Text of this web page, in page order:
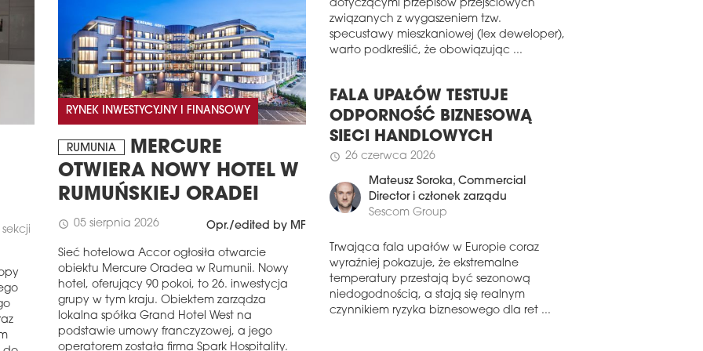
RYNEK INWESTYCYJNY I FINANSOWY
RUMUNIA
MERCURE
OTWIERA NOWY HOTEL W
RUMUŃSKIEJ ORADEI
schedule 05 sierpnia 2026 Opr./edited by MF
Sieć hotelowa Accor ogłosiła otwarcie
obiektu Mercure Oradea w Rumunii. Nowy
hotel, oferujący 90 pokoi, to 26. inwestycja
grupy w tym kraju. Obiektem zarządza
lokalna spółka Grand Hotel West na
podstawie umowy franczyzowej, a jego
operatorem została firma Spark Hospitality.
Grupa Mirbud podpisała dwie umowy na
budowę dróg ekspresowych dla GDDKiA
oraz kontrakt z PKP PLK. Portfel zamówień
spółki wynosi obecnie 8,6 mld zł netto.
ERBUD ZACZYNA OPERACJĘ
Erbud podpisał umowę na przebudowę
Szpitala Wojskowego w Szczecinie. Wartość
POMORZE I MAZOWSZE W
CZOŁÓWCE
perspektywy rozwoju polskiego rynku
budowlanego są coraz bardziej
zróżnicowane regionalnie. Jedno pozostaje
jednak bez zmian – skala planowanych
inwestycji wciąż rośnie.
W związku z pojawiającymi się pytaniami
dotyczącymi przepisów przejściowych
związanych z wygaszeniem tzw.
specustawy mieszkaniowej (lex deweloper),
FALA UPAŁÓW TESTUJE
ODPORNOŚĆ BIZNESOWĄ
SIECI HANDLOWYCH
26 czerwca 2026
Mateusz Soroka, Commercial
Director i członek zarządu
Trwająca fala upałów w Europie coraz
wyraźniej pokazuje, że ekstremalne
temperatury przestają być sezonową
niedogodnością, a stają się realnym